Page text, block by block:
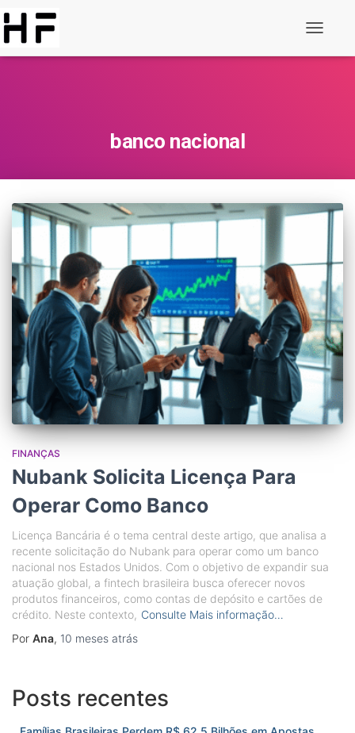
banco nacional
FINANÇAS
Nubank Solicita Licença Para
Operar Como Banco
Licença Bancária é o tema central deste artigo, que analisa a
recente solicitação do Nubank para operar como um banco
nacional nos Estados Unidos. Com o objetivo de expandir sua
atuação global, a fintech brasileira busca oferecer novos
produtos financeiros, como contas de depósito e cartões de
crédito. Neste contexto, Consulte Mais informação…
Por Ana, 10 meses atrás
Posts recentes